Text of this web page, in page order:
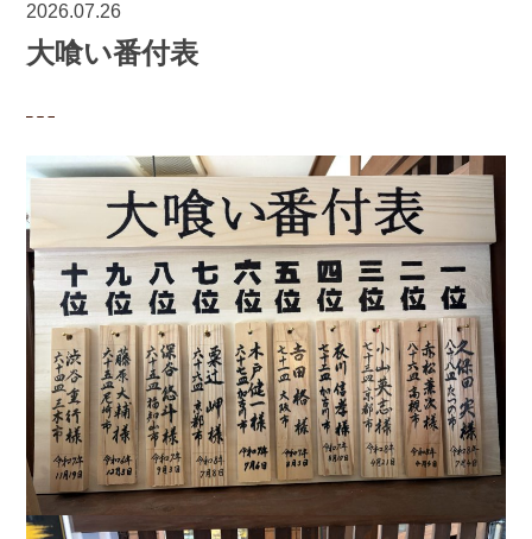
2026.07.26
大喰い番付表